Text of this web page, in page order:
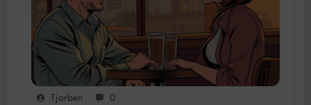
Tjorben 0